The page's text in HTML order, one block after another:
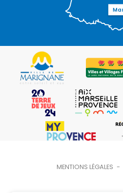
MENTIONS LÉGALES -